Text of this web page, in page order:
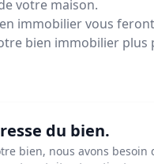
votre maison.
immobilier vous feront
bien immobilier plus
du bien.
bien, nous avons besoin